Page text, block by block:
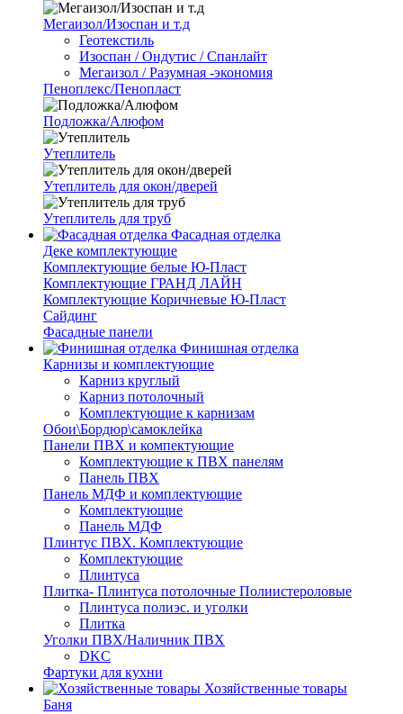
Мегаизол/Изоспан и т.д
Геотекстиль
Изоспан / Ондутис / Спанлайт
Мегаизол / Разумная -экономия
Пеноплекс/Пенопласт
Подложка/Алюфом
Утеплитель
Утеплитель для окон/дверей
Утеплитель для труб
Фасадная отделка
Деке комплектующие
Комплектующие белые Ю-Пласт
Комплектующие ГРАНД ЛАЙН
Комплектующие Коричневые Ю-Пласт
Сайдинг
Фасадные панели
Финишная отделка
Карнизы и комплектующие
Карниз круглый
Карниз потолочный
Комплектующие к карнизам
Обои\Бордюр\самоклейка
Панели ПВХ и компектующие
Комплектующие к ПВХ панелям
Панель ПВХ
Панель МДФ и комплектующие
Комплектующие
Панель МДФ
Плинтус ПВХ. Комплектующие
Комплектующие
Плинтуса
Плитка- Плинтуса потолочные Полиистероловые
Плинтуса полиэс. и уголки
Плитка
Уголки ПВХ/Наличник ПВХ
DKC
Фартуки для кухни
Хозяйственные товары
Баня